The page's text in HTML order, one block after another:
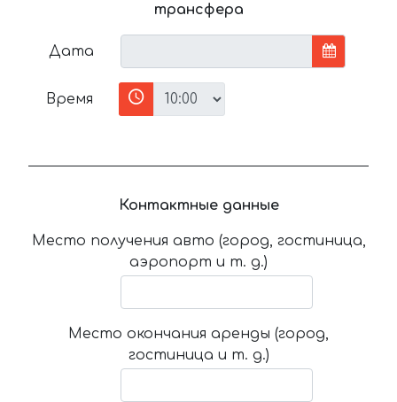
трансфера
Дата
Время
Контактные данные
Место получения авто (город, гостиница,
аэропорт и т. д.)
Место окончания аренды (город,
гостиница и т. д.)